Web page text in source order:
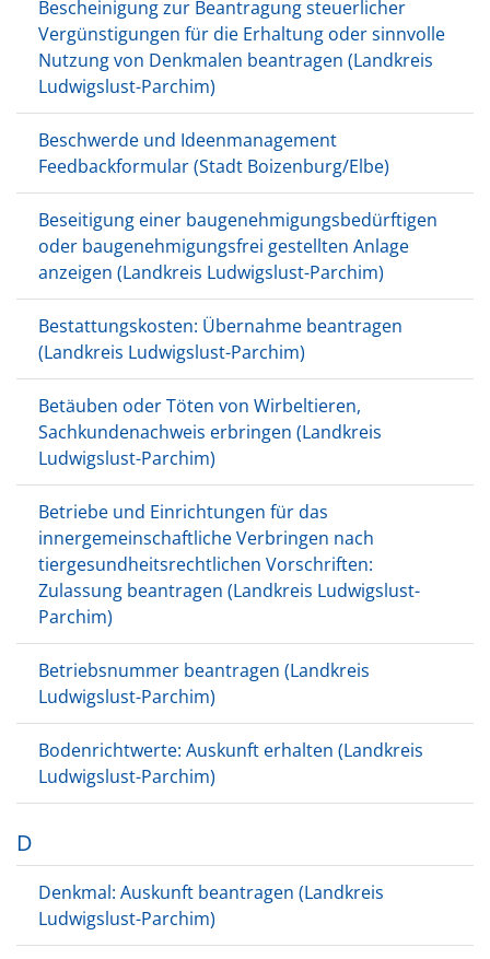
Bescheinigung zur Beantragung steuerlicher
Vergünstigungen für die Erhaltung oder sinnvolle
Nutzung von Denkmalen beantragen (Landkreis
Ludwigslust-Parchim)
Beschwerde und Ideenmanagement
Feedbackformular (Stadt Boizenburg/Elbe)
Beseitigung einer baugenehmigungsbedürftigen
oder baugenehmigungsfrei gestellten Anlage
anzeigen (Landkreis Ludwigslust-Parchim)
Bestattungskosten: Übernahme beantragen
(Landkreis Ludwigslust-Parchim)
Betäuben oder Töten von Wirbeltieren,
Sachkundenachweis erbringen (Landkreis
Ludwigslust-Parchim)
Betriebe und Einrichtungen für das
innergemeinschaftliche Verbringen nach
tiergesundheitsrechtlichen Vorschriften:
Zulassung beantragen (Landkreis Ludwigslust-
Parchim)
Betriebsnummer beantragen (Landkreis
Ludwigslust-Parchim)
Bodenrichtwerte: Auskunft erhalten (Landkreis
Ludwigslust-Parchim)
D
Denkmal: Auskunft beantragen (Landkreis
Ludwigslust-Parchim)